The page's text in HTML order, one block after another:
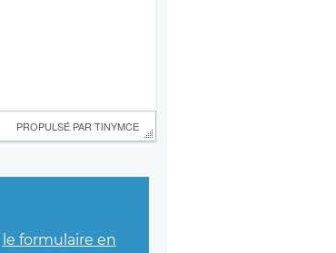
PROPULSÉ PAR TINYMCE
le formulaire en